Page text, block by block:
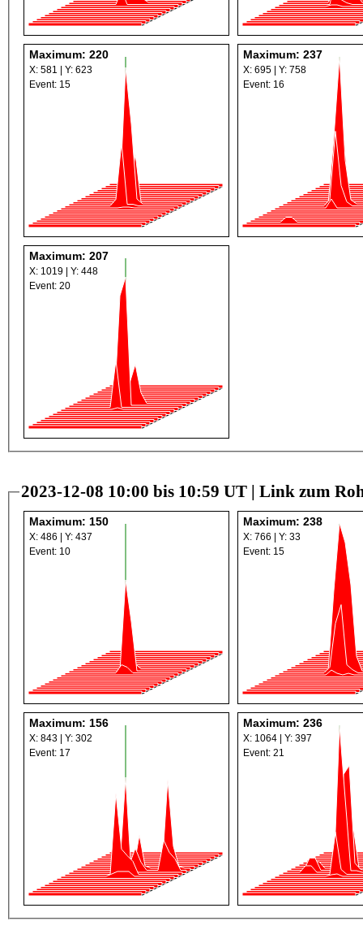
Maximum: 220
X: 581 | Y: 623
Event: 15
Maximum: 237
X: 695 | Y: 758
Event: 16
Maximum: 207
X: 1019 | Y: 448
Event: 20
2023-12-08 10:00 bis 10:59 UT | Link zum
Maximum: 150
X: 486 | Y: 437
Event: 10
Maximum: 238
X: 766 | Y: 33
Event: 15
Maximum: 156
X: 843 | Y: 302
Event: 17
Maximum: 236
X: 1064 | Y: 397
Event: 21